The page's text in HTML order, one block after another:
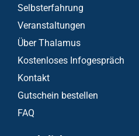
Selbsterfahrung
Veranstaltungen
Über Thalamus
Kostenloses Infogespräch
Kontakt
Gutschein bestellen
FAQ